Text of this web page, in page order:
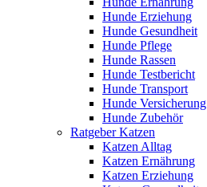
Hunde Erziehung
Hunde Gesundheit
Hunde Pflege
Hunde Rassen
Hunde Testbericht
Hunde Transport
Hunde Versicherung
Hunde Zubehör
Ratgeber Katzen
Katzen Alltag
Katzen Ernährung
Katzen Erziehung